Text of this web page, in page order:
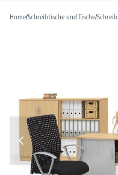
Home/Schreibtische und Tische/